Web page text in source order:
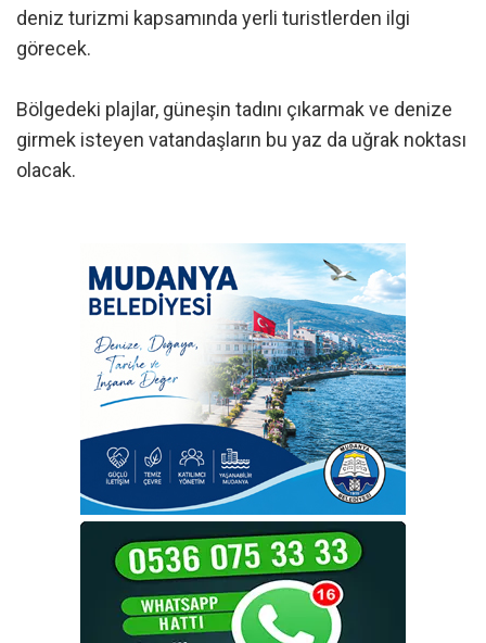
deniz turizmi kapsamında yerli turistlerden ilgi
görecek.
Bölgedeki plajlar, güneşin tadını çıkarmak ve denize
girmek isteyen vatandaşların bu yaz da uğrak noktası
olacak.